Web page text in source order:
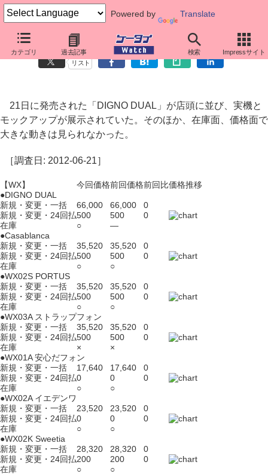
Powered by Translate
カテゴリ 過去記事 検索 Impressサイト
ウィルコム端末価格調査： DIGNO DUALが発売
リスト
21日に発売された「DIGNO DUAL」が店頭に並び、実機と
モックアップが展示されていた。そのほか、在庫面、価格面で
大きな動きは見られなかった。
［調査日: 2012-06-21］
【WX】 今回価格前回価格前回比価格推移
●DIGNO DUAL
新規・変更・一括
66,000 66,000
0
新規・変更・24回払500 500
0
在庫
○
―
●Casablanca
新規・変更・一括
35,520 35,520
0
新規・変更・24回払500 500
0
在庫
○
○
●WX02S PORTUS
新規・変更・一括
35,520 35,520
0
新規・変更・24回払500 500
0
在庫
○
○
●WX03A ストラップフォン
新規・変更・一括
35,520 35,520
0
新規・変更・24回払500 500
0
在庫
×
×
●WX01A 安心だフォン
新規・変更・一括
17,640 17,640
0
新規・変更・24回払0 0
0
在庫
○
○
●WX02A イエデンワ
新規・変更・一括
23,520 23,520
0
新規・変更・24回払0 0
0
在庫
○
○
●WX02K Sweetia
新規・変更・一括
28,320 28,320
0
新規・変更・24回払200 200
0
在庫
○
○